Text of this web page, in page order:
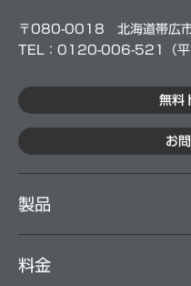
〒080-0018 北海道帯広
TEL：0120-006-521（
無料
お
製品
料⾦